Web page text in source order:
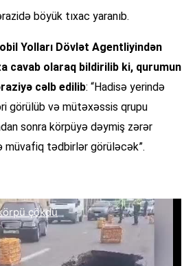
böyük tıxac yaranıb.
Yolları Dövlət Agentliyindən
cavab olaraq bildirilib ki, qurumun
cəlb edilib: “Hadisə yerində
görülüb və mütəxəssis qrupu
sonra körpüyə dəymiş zərər
müvafiq tədbirlər görüləcək”.